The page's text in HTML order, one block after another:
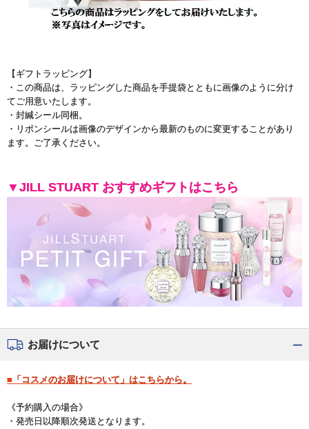
【ギフトラッピング】
・この商品は、ラッピングした商品を手提袋とともに画像のように分け
てご用意いたします。
・封緘シール同梱。
・リボンシールは画像のデザインから最新のものに変更することがあり
ます。ご了承ください。
▼JILL STUART おすすめギフトはこちら
お届けについて
■「コスメのお届けについて」はこちらから。
《予約購入の場合》
・発売日以降順次発送となります。